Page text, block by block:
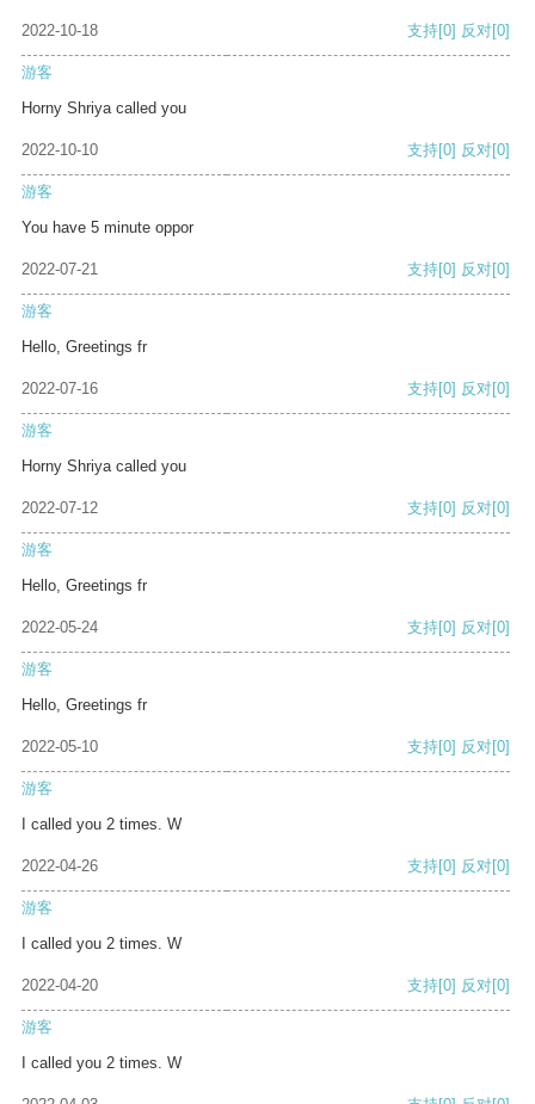
2022-10-18 支持[0] 反对[0]
游客
Horny Shriya called you
2022-10-10 支持[0] 反对[0]
游客
You have 5 minute oppor
2022-07-21 支持[0] 反对[0]
游客
Hello, Greetings fr
2022-07-16 支持[0] 反对[0]
游客
Horny Shriya called you
2022-07-12 支持[0] 反对[0]
游客
Hello, Greetings fr
2022-05-24 支持[0] 反对[0]
游客
Hello, Greetings fr
2022-05-10 支持[0] 反对[0]
游客
I called you 2 times. W
2022-04-26 支持[0] 反对[0]
游客
I called you 2 times. W
2022-04-20 支持[0] 反对[0]
游客
I called you 2 times. W